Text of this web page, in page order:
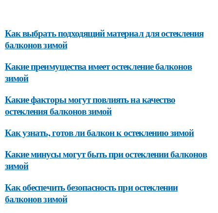
Как выбрать подходящий материал для остекления
балконов зимой
Какие преимущества имеет остекление балконов
зимой
Какие факторы могут повлиять на качество
остекления балконов зимой
Как узнать, готов ли балкон к остеклению зимой
Какие минусы могут быть при остеклении балконов
зимой
Как обеспечить безопасность при остеклении
балконов зимой